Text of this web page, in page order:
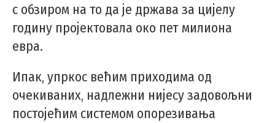
с обзиром на то да је држава за цијелу
годину пројектовала око пет милиона
евра.
Ипак, упркос већим приходима од
очекиваних, надлежни нијесу задовољни
постојећим системом опорезивања